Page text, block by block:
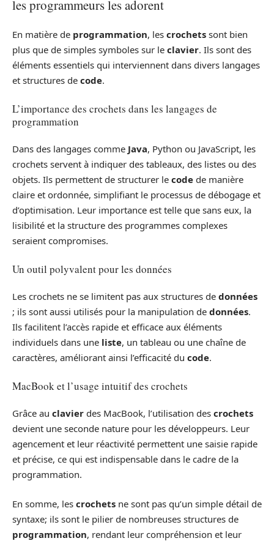
les programmeurs les adorent
En matière de programmation, les crochets sont bien
plus que de simples symboles sur le clavier. Ils sont des
éléments essentiels qui interviennent dans divers langages
et structures de code.
L’importance des crochets dans les langages de
programmation
Dans des langages comme Java, Python ou JavaScript, les
crochets servent à indiquer des tableaux, des listes ou des
objets. Ils permettent de structurer le code de manière
claire et ordonnée, simplifiant le processus de débogage et
d’optimisation. Leur importance est telle que sans eux, la
lisibilité et la structure des programmes complexes
seraient compromises.
Un outil polyvalent pour les données
Les crochets ne se limitent pas aux structures de données
; ils sont aussi utilisés pour la manipulation de données.
Ils facilitent l’accès rapide et efficace aux éléments
individuels dans une liste, un tableau ou une chaîne de
caractères, améliorant ainsi l’efficacité du code.
MacBook et l’usage intuitif des crochets
Grâce au clavier des MacBook, l’utilisation des crochets
devient une seconde nature pour les développeurs. Leur
agencement et leur réactivité permettent une saisie rapide
et précise, ce qui est indispensable dans le cadre de la
programmation.
En somme, les crochets ne sont pas qu’un simple détail de
syntaxe; ils sont le pilier de nombreuses structures de
programmation, rendant leur compréhension et leur